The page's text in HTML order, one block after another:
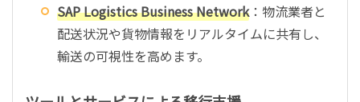
SAP Logistics Business Network：物流業者と
配送状況や貨物情報をリアルタイムに共有し、
輸送の可視性を高めます。